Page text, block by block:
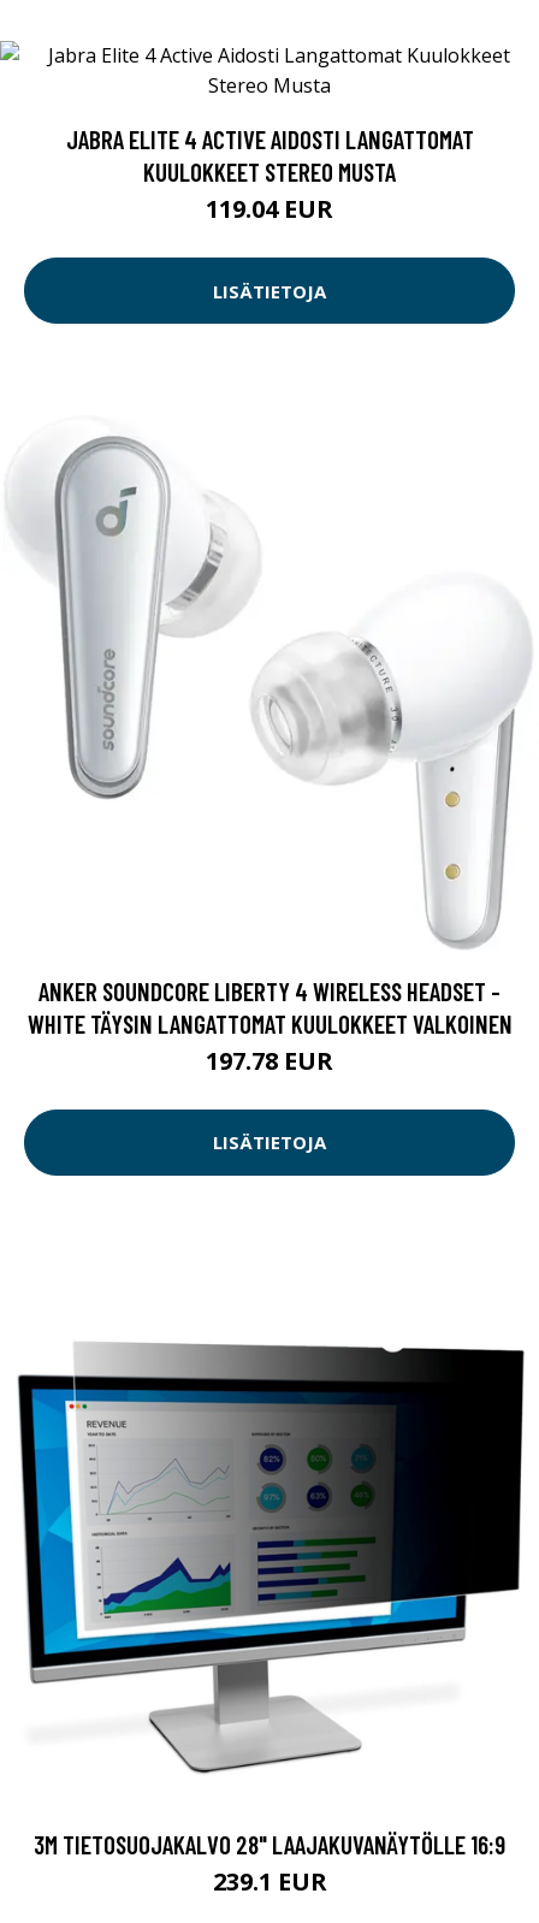
JABRA ELITE 4 ACTIVE AIDOSTI LANGATTOMAT
KUULOKKEET STEREO MUSTA
119.04 EUR
LISÄTIETOJA
ANKER SOUNDCORE LIBERTY 4 WIRELESS HEADSET -
WHITE TÄYSIN LANGATTOMAT KUULOKKEET VALKOINEN
197.78 EUR
LISÄTIETOJA
3M TIETOSUOJAKALVO 28" LAAJAKUVANÄYTÖLLE 16:9
239.1 EUR